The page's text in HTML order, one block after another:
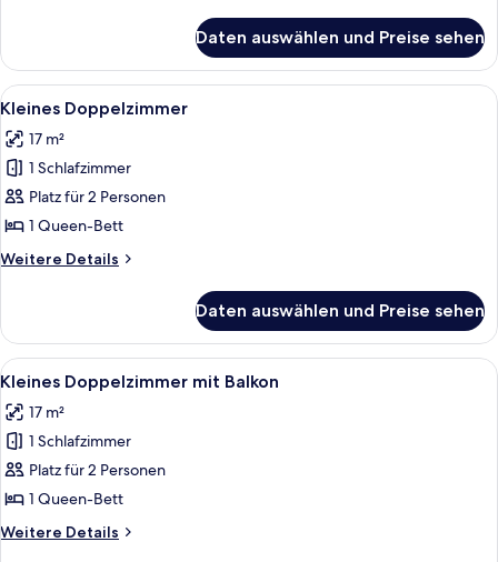
Daten auswählen und Preise sehen
Alle
Fotos
für
Kleines
Doppelzimmer
anzeigen
Ein Hotelzimmer mit einem großen
8
Kleines Doppelzimmer
17 m²
1 Schlafzimmer
Platz für 2 Personen
1 Queen-Bett
Weitere Details
Weitere
Doppelzimmer
Daten auswählen und Preise sehen
Alle
Fotos
für
Kleines
Doppelzimmer
mit
Balkon
anzeigen
Ein Hotelzimmer mit einem großen
8
Kleines Doppelzimmer mit Balkon
17 m²
1 Schlafzimmer
Platz für 2 Personen
1 Queen-Bett
Weitere Details
Weitere